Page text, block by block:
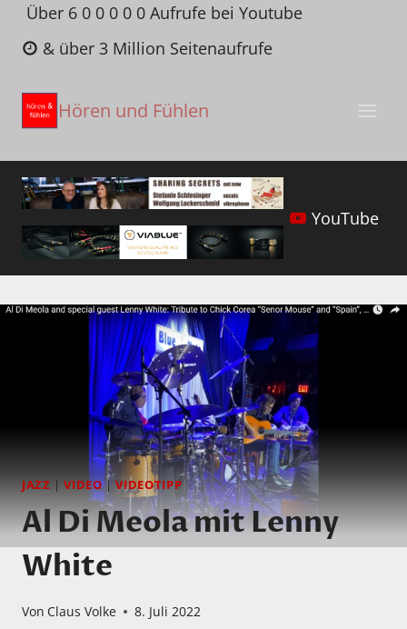
Zum
Inhalt
springen
Über 6 0 0 0 0 0 Aufrufe bei Youtube
& über 3 Million Seitenaufrufe
Hören und Fühlen
YouTube
JAZZ |VIDEO|VIDEOTIPP
Al Di Meola mit Lenny
White
Von Claus Volke 8. Juli 2022